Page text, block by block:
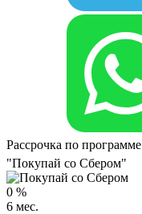
Рассрочка по программе
"Покупай со Сбером"
0 %
6 мес.